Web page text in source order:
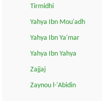
Tirmidhi
Yahya Ibn Mou'adh
Yahya Ibn Ya'mar
Yahya Ibn Yahya
Zajjaj
Zaynou l-'Abidin